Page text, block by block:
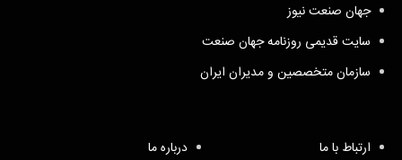
جهان صنعت نیوز
سایت قدیمی روزنامه جهان صنعت
سازمان متخصصین و مدیران ایران
ارتباط با ما درباره ما